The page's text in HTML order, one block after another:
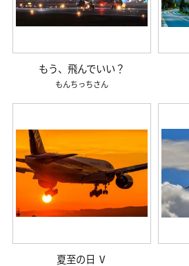
もう、飛んでいい？
もんちっち
夏至の日 Ⅴ